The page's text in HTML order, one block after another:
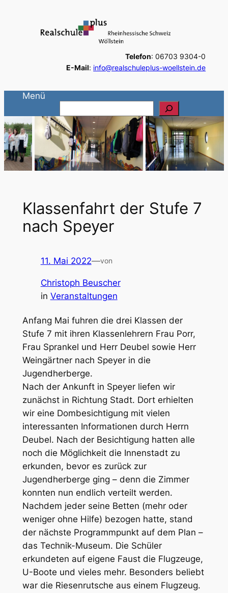
Telefon: 06703 9304-0
E-Mail: info@realschuleplus-woellstein.de
Menü
u
c
h
e
n
Klassenfahrt der Stufe 7
nach Speyer
11. Mai 2022—von
Christoph Beuscher
in Veranstaltungen
Anfang Mai fuhren die drei Klassen der
Stufe 7 mit ihren Klassenlehrern Frau Porr,
Frau Sprankel und Herr Deubel sowie Herr
Weingärtner nach Speyer in die
Jugendherberge.
Nach der Ankunft in Speyer liefen wir
zunächst in Richtung Stadt. Dort erhielten
wir eine Dombesichtigung mit vielen
interessanten Informationen durch Herrn
Deubel. Nach der Besichtigung hatten alle
noch die Möglichkeit die Innenstadt zu
erkunden, bevor es zurück zur
Jugendherberge ging – denn die Zimmer
konnten nun endlich verteilt werden.
Nachdem jeder seine Betten (mehr oder
weniger ohne Hilfe) bezogen hatte, stand
der nächste Programmpunkt auf dem Plan –
das Technik-Museum. Die Schüler
erkundeten auf eigene Faust die Flugzeuge,
U-Boote und vieles mehr. Besonders beliebt
war die Riesenrutsche aus einem Flugzeug.